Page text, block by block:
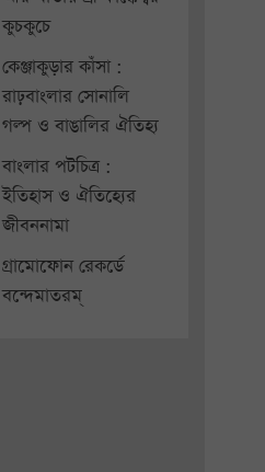
কুচকুচে
কেঞ্জাকুড়ার কাঁসা :
রাঢ়বাংলার সোনালি
গল্প ও বাঙালির ঐতিহ্য
বাংলার পটচিত্র :
ইতিহাস ও ঐতিহ্যের
জীবননামা
গ্রামোফোন রেকর্ডে
বন্দেমাতরম্